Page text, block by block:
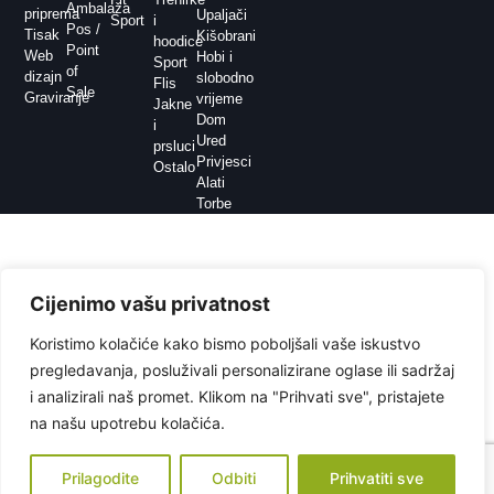
Cijenimo vašu privatnost
Koristimo kolačiće kako bismo poboljšali vaše iskustvo
pregledavanja, posluživali personalizirane oglase ili sadržaj
i analizirali naš promet. Klikom na "Prihvati sve", pristajete
na našu upotrebu kolačića.
Prilagodite Odbiti Prihvatiti sve
priprema
Tisak
Web
dizajn
Graviranje
Ambalaža
Pos /
Point
of
Sale
Sport i
hoodice
Sport
Flis
Jakne
i
prsluci
Ostalo
Upaljači
Kišobrani
Hobi i
slobodno
vrijeme
Dom
Ured
Privjesci
Alati
Torbe